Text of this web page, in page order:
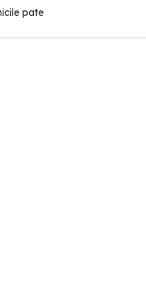
pate